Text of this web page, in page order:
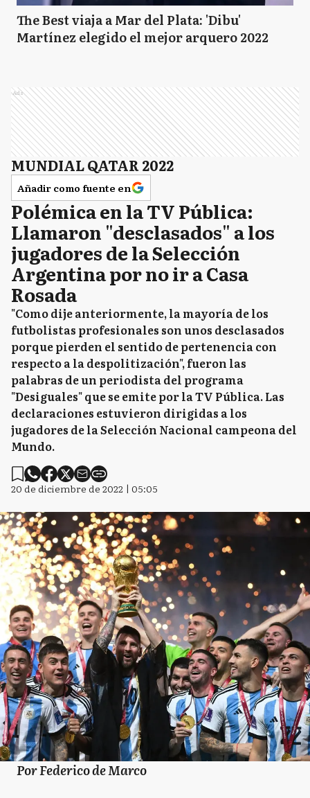
The Best viaja a Mar del Plata: 'Dibu'
Martínez elegido el mejor arquero 2022
Ads
MUNDIAL QATAR 2022
Añadir como fuente en
Polémica en la TV Pública:
Llamaron "desclasados" a los
jugadores de la Selección
Argentina por no ir a Casa
Rosada
"Como dije anteriormente, la mayoría de los
futbolistas profesionales son unos desclasados
porque pierden el sentido de pertenencia con
respecto a la despolitización", fueron las
palabras de un periodista del programa
"Desiguales" que se emite por la TV Pública. Las
declaraciones estuvieron dirigidas a los
jugadores de la Selección Nacional campeona del
Mundo.
20 de diciembre de 2022 | 05:05
Por Federico de Marco